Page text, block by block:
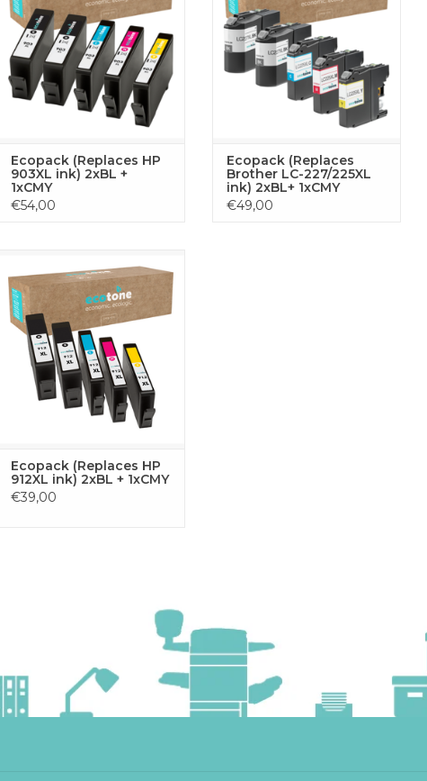
met je HP printer. De set bestaat
uit 2x zwart, 1x cyaan, 1x geel en
1x magenta toners,
geoptimaliseerd voor uitstekende
prestaties en scherpe resultaten.
TOEVOEGEN AAN
Ecopack (Replaces HP
903XL ink) 2xBL +
1xCMY
€54,00
met je Brother printer. De set
bestaat uit 2x zwart, 1x cyaan, 1x
geel en 1x magenta toners,
geoptimaliseerd voor uitstekende
prestaties en scherpe resultaten.
TOEVOEGEN AAN
WINKELWAGEN
Ecopack (Replaces
Brother LC-227/225XL
ink) 2xBL+ 1xCMY
€49,00
alle vier kleuren die je nodig hebt
voor ononderbroken printen
met je HP printer. De set bestaat
uit 2x zwart, 1x cyaan, 1x geel en
1x magenta toners,
geoptimaliseerd voor uitstekende
prestaties en scherpe resultaten.
TOEVOEGEN AAN
Ecopack (Replaces HP
912XL ink) 2xBL + 1xCMY
€39,00